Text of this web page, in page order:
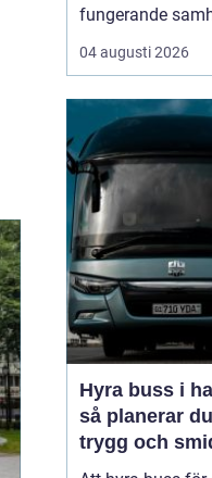
fungerande
men hamnar
ned på
byggprojekt.
vet alla som
stått utan toalett
park, på en
under et...
04 augusti 2026
Hyra buss i
så planerar
trygg och
resa